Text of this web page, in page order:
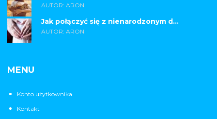
AUTOR: ARON
Jak połączyć się z nienarodzonym d...
AUTOR: ARON
MENU
Konto użytkownika
Kontakt